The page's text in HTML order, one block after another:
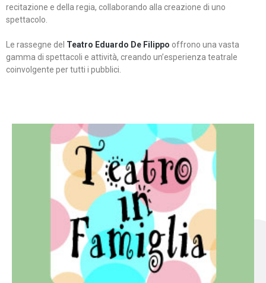
recitazione e della regia, collaborando alla creazione di uno
spettacolo.
Le rassegne del Teatro Eduardo De Filippo offrono una vasta
gamma di spettacoli e attività, creando un’esperienza teatrale
coinvolgente per tutti i pubblici.
Teatro in famiglia
Teatro In Famiglia è una rassegna di teatro concepita
per far condividere e godere del teatro all’intera
famiglia.
Continua